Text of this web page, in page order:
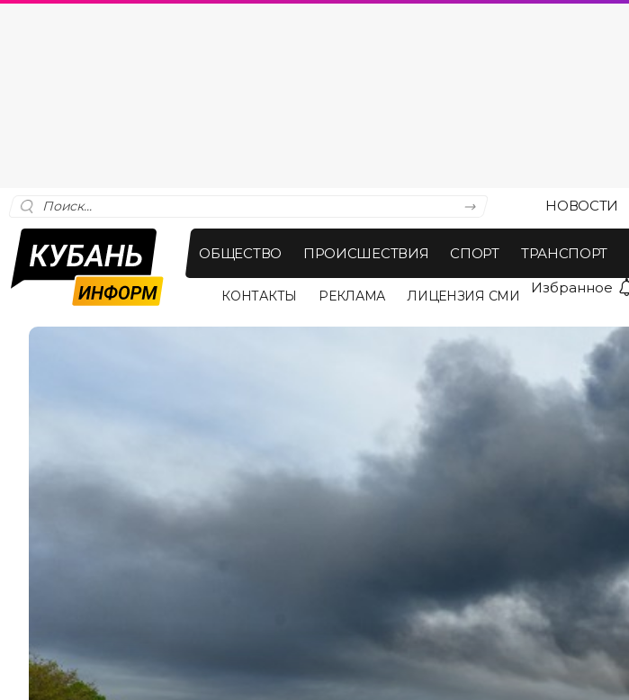
НОВОСТИ
ОБЩЕСТВО ПРОИСШЕСТВИЯ СПОРТ ТРАНСПОРТ
КОНТАКТЫ РЕКЛАМА ЛИЦЕНЗИЯ СМИ Избранное